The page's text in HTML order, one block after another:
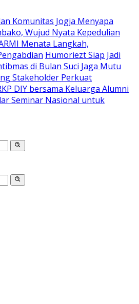
Komunitas Jogja Menyapa
Wujud Nyata Kepedulian
Menata Langkah,
Humoriezt Siap Jadi
di Bulan Suci Jaga Mutu
Stakeholder Perkuat
DIY bersama Keluarga Alumni
Seminar Nasional untuk